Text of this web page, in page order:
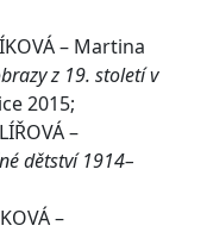
– Martina
z 19. století v
2015;
–
dětství 1914–
–